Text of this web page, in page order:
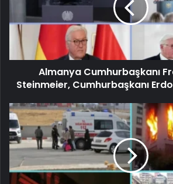
Almanya Cumhurbaşkanı
Steinmeier, Cumhurbaşkanı